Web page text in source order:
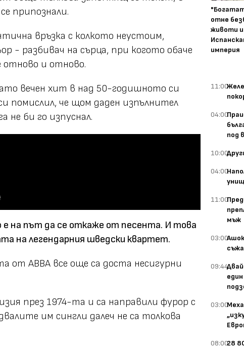
припознали.
връзка с колкото неустоим,
- разбивач на сърца, при когото обаче
отново и отново.
вечен хит в над 50-годишното си
помислил, че щом даден изпълнител
не би го изпуснал.
е на път да се откаже от песента. И това
на легендарния шведски квартет.
от ABBA все още са доста несигурни
през 1974-та и са направили фурор с
им сингли далеч не са толкова
отне
животи и
империя
11:00
04:00
под
10:00
04:00
11:00
мъж
03:00
09:44
03:00
08:0028